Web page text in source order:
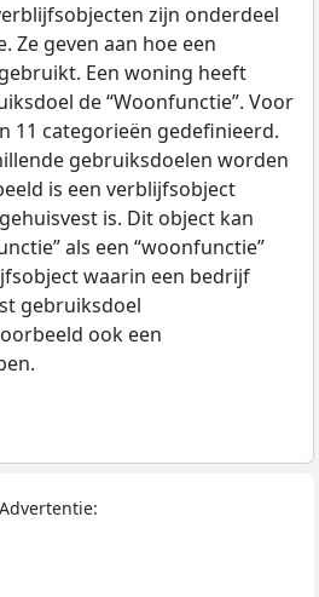
zijn onderdeel
Ze geven aan hoe een
Een woning heeft
de “Woonfunctie”. Voor
11 categorieën gedefinieerd.
gebruiksdoelen worden
is een verblijfsobject
is. Dit object kan
als een “woonfunctie”
waarin een bedrijf
gebruiksdoel
ook een
Advertentie: